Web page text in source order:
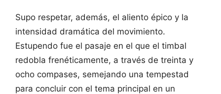
Supo respetar, además, el aliento épico y la
intensidad dramática del movimiento.
Estupendo fue el pasaje en el que el timbal
redobla frenéticamente, a través de treinta y
ocho compases, semejando una tempestad
para concluir con el tema principal en un